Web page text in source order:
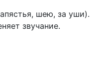
шею, за уши).
звучание.